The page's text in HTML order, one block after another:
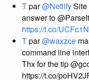
Tpar@NetlifySite
answer to
https://t.co/
Tpar@waxzce
command line
Thx for the tip
https://t.co/